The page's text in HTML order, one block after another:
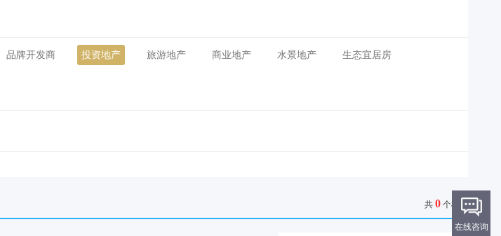
品牌开发商 投资地产 旅游地产 商业地产 水景地产 生态宜居房
共 0 个楼盘
在线咨询